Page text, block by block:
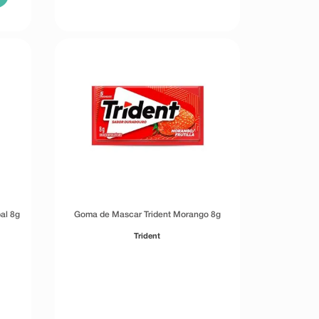
8g Goma de Mascar Trident Morango 8g
Trident